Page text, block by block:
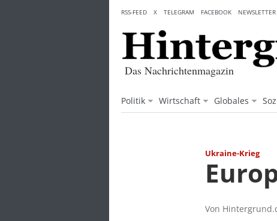
content
Das Nachrichtenmagazin
Politik Wirtschaft Globales
RSS-FEED X TELEGRAM FACEBOOK NEWSLETTER
Ukraine-Krieg
Von